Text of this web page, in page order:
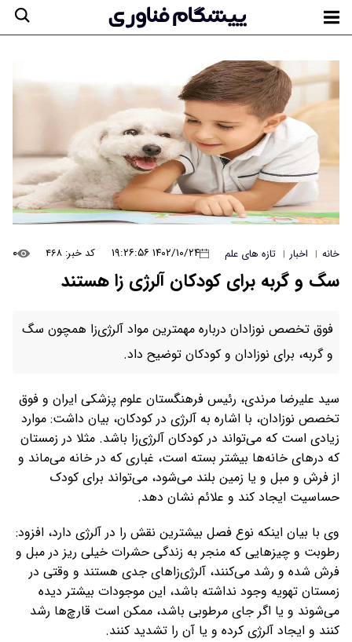
خانه | اخبار | تازه های علم ۱۴۰۲/۱۰/۲۴ ۱۹:۲۶:۵۶ کد خبر: ۴۶۸ ۰
سگ و گربه برای کودکان آلرژی زا هستند
فوق تخصص نوزادان درباره مهمترین مواد آلرژی‌زا همچون سگ
و گربه، برای نوزادان و کودکان توضیح داد.
سید علیرضا مرندی، رئیس فرهنگستان علوم پزشکی ایران و فوق
تخصص نوزادان، با اشاره به آلرژی در کودکان، بیان داشت: موارد
زیادی است که می‌تواند در کودکان آلرژی‌زا باشد. مثلا در زمستان
که درهای خانه‌ها بیشتر بسته است، غباری که در خانه می‌ماند و
از فرش و مبل و یا زمین بلند می‌شود، می‌تواند برای کودک
حساسیت ایجاد کند و علائم نشان دهد.
وی با بیان اینکه نوع فصل بیشترین نقش را‌‌‌‌‌‌‌‌‌‌‌‌‌‌‌‌‌‌‌‌‌‌‌‌‌‌‌‌‌ در آلرژی دارد، افزود:
رطوبت و چیزهایی که منجر به زندگی حشرات خیلی ریز در مبل و
فرش شده و رشد می‌کنند، آلرژی‌زا‌های جدی هستند و وقتی در
زمستان تهویه وجود نداشته باشد، این موجودات بیشتر دیده
می‌شوند و یا اگر جای مرطوبی باشد، ممکن است قارچ‌ها رشد
کنند و ایجاد آلرژی کرده و یا آن را‌‌‌‌‌‌‌‌‌‌‌‌‌‌‌‌‌‌‌‌‌‌‌‌‌‌‌‌‌ تشدید کنند.